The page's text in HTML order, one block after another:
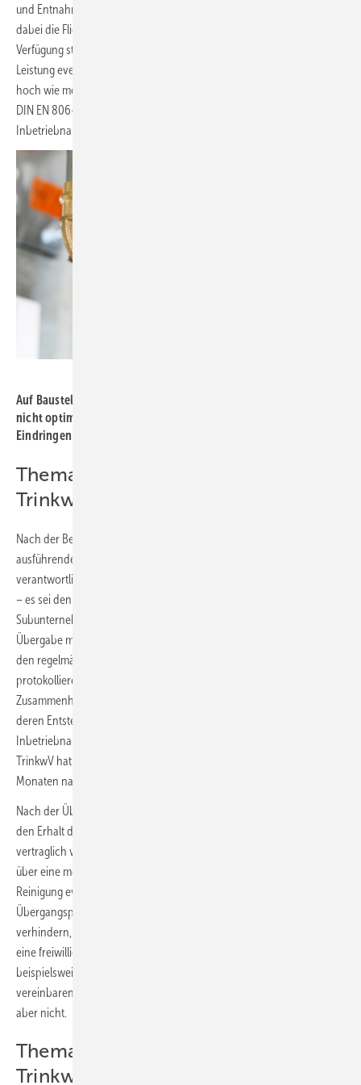
und Entnahmestellen hinweg bis zur letzten Zapfstelle. Wie hoch
dabei die Fließgeschwindigkeit beim Spülen ist, hängt von den zur
Verfügung stehenden Möglichkeiten (beispielsweise Fließdruck,
Leistung eventuell vorhandener Spülstationen) ab. Sie sollte aber so
hoch wie möglich sein. Weitere Informationen dazu finden sich in der
DIN EN 806-4 sowie dem ZVSHK-Merkblatt „Spülen, Desinfizieren und
Inbetriebnahme von Trinkwasserinstallationen“.
Auf Baustellen nicht unüblich, aber aus hygienischen Gründen
nicht optimal: mit Panzerband abgeklebte Rohrenden, um das
Eindringen von Schmutz zu verhindern.
Thema: Übergabe einer
Trinkwasser-Installation
Nach der Befüllung und Spülung der Trinkwasser-Installation ist der
ausführende SHK-Fach­betrieb so lange für die Trinkwassergüte
verantwortlich, bis die offizielle Übergabe an den Betreiber erfolgt ist
– es sei denn, es wurde (zum Beispiel aufgrund zwischengeschalteter
Subunternehmer) vertraglich etwas anderes vereinbart. Erfolgt die
Übergabe mit Zeitverzögerung, muss also der Anlagenerrichter für
den regelmäßigen Wasseraustausch sorgen und dies entsprechend
protokollieren. ­Eine Beprobung auf Legionellen ist in diesem
Zusammenhang übrigens nicht zwingend vorgeschrieben, da für
deren Entstehen eine gewisse Wachstumszeit (ca. drei Monate nach
Inbetriebnahme der Trinkwasser-Installation) notwendig ist. Nach § 31
TrinkwV hat eine solche Beprobung innerhalb von drei bis zwölf
Monaten nach der Inbetriebnahme zu erfolgen.
Nach der Übergabe der Trinkwasser-Installation ist der Betreiber für
den Erhalt der Trinkwassergüte verantwortlich, wenn nichts anderes
vertraglich vereinbart wurde. Um Diskussionen mit dem Auftraggeber
über eine mögliche Kostenübernahme des Fachhandwerkers für die
Reinigung eventuell kontaminierter Trinkwasser-Installationen in der
Übergangsphase zwischen Fertigstellung und Inbetriebnahme zu
verhindern, empfiehlt es sich daher in Anlehnung an die VDI 6023,
eine freiwillige zusätzliche Beprobung der Trinkwasser-Installation
beispielsweise zum Zeitpunkt der Übergabe vertraglich zu
vereinbaren. Einen pauschalen Anspruch darauf hat der Auftraggeber
aber nicht.
Thema: Frischwasserstationen und
Trinkwasserhygiene